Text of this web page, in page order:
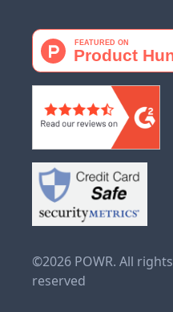
©2026 POWR. All rights
reserved